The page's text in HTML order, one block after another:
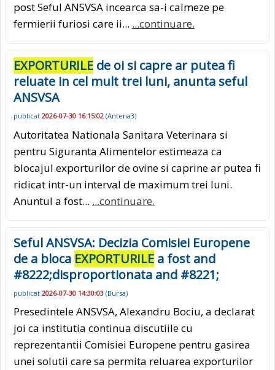
post Seful ANSVSA incearca sa-i calmeze pe
fermierii furiosi care ii... ...continuare.
EXPORTURILE de oi si capre ar putea fi
reluate in cel mult trei luni, anunta seful
ANSVSA
publicat 2026-07-30 16:15:02 (Antena3)
Autoritatea Nationala Sanitara Veterinara si
pentru Siguranta Alimentelor estimeaza ca
blocajul exporturilor de ovine si caprine ar putea fi
ridicat intr-un interval de maximum trei luni.
Anuntul a fost... ...continuare.
Seful ANSVSA: Decizia Comisiei Europene
de a bloca EXPORTURILE a fost and
#8222;disproportionata and #8221;
publicat 2026-07-30 14:30:03 (Bursa)
Presedintele ANSVSA, Alexandru Bociu, a declarat
joi ca institutia continua discutiile cu
reprezentantii Comisiei Europene pentru gasirea
unei solutii care sa permita reluarea exporturilor